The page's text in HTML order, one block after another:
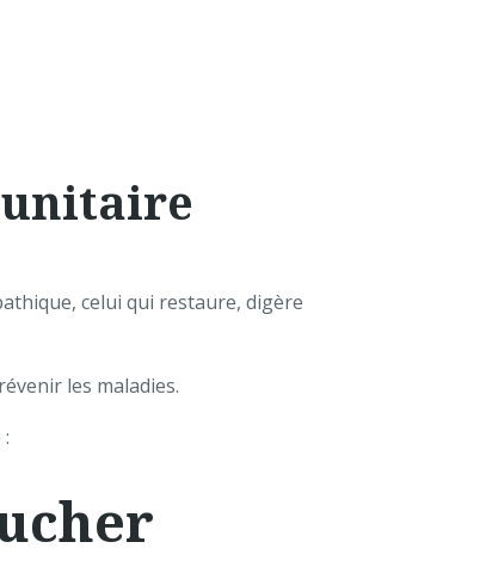
celui qui restaure, digère
les maladies.